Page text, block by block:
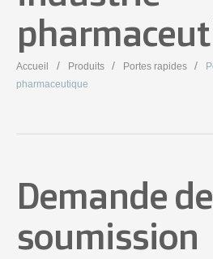
Accueil Produits Portes rapides
pharmaceutique
Demande de
soumission